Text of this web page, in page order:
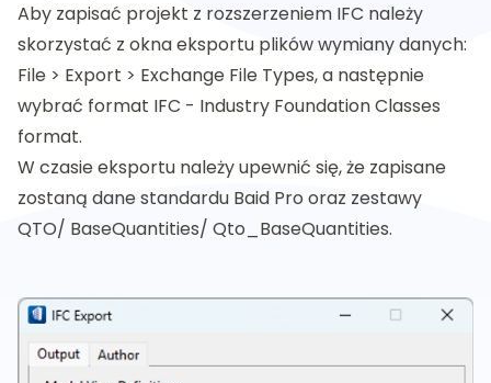
Aby zapisać projekt z rozszerzeniem IFC należy
skorzystać z okna eksportu plików wymiany danych:
File > Export > Exchange File Types, a następnie
wybrać format IFC - Industry Foundation Classes
format.
W czasie eksportu należy upewnić się, że zapisane
zostaną dane standardu Baid Pro oraz zestawy
QTO/ BaseQuantities/ Qto_BaseQuantities.